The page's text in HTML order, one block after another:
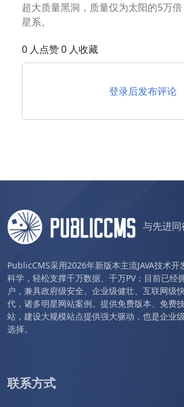
超大质量黑洞，质量仅为太阳的5万
星系。
0 人点赞 0 人收藏
登录后发布评论
与先进同
PublicCMS采用2026年新版本主流JAVA技术开
科学，轻松支撑千万数据、千万PV；目前已经
户，兼具政府级安全、企业级健壮、互联网级
代，诸多明星网站案例。提供免费版本、免费
站，建设大规模站点提供强大驱动，也是企业
选择。
联系方式